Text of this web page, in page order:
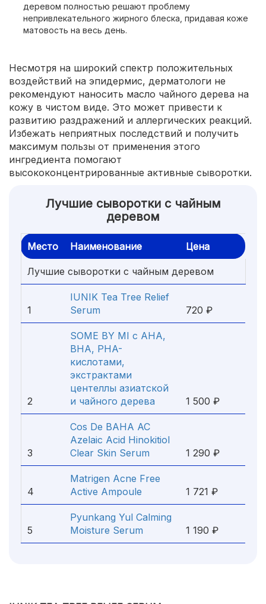
деревом полностью решают проблему
непривлекательного жирного блеска, придавая коже
матовость на весь день.
Несмотря на широкий спектр положительных
воздействий на эпидермис, дерматологи не
рекомендуют наносить масло чайного дерева на
кожу в чистом виде. Это может привести к
развитию раздражений и аллергических реакций.
Избежать неприятных последствий и получить
максимум пользы от применения этого
ингредиента помогают
высококонцентрированные активные сыворотки.
Лучшие сыворотки с чайным
деревом
Место Наименование Цена
Лучшие сыворотки с чайным деревом
1
IUNIK Tea Tree Relief
Serum
720 ₽
2
SOME BY MI с AHA,
BHA, PHA-
кислотами,
экстрактами
центеллы азиатской
и чайного дерева
1 500 ₽
3
Cos De BAHA AC
Azelaic Acid Hinokitiol
Clear Skin Serum
1 290 ₽
4
Matrigen Acne Free
Active Ampoule
1 721 ₽
5
Pyunkang Yul Calming
Moisture Serum
1 190 ₽